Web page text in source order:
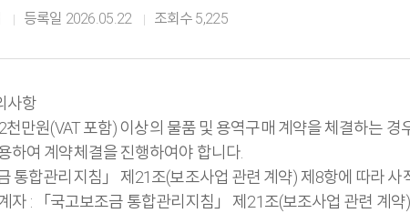
등록일 2026.05.22 조회수 5,225
사항
만원(VAT 포함) 이상의 물품 및 용역구매 계약을 체결하는
하여 계약체결을 진행하여야 합니다.
통합관리지침」 제21조(보조사업 관련 계약) 제8항에 따라
: 「국고보조금 통합관리지침」 제21조(보조사업 관련 계